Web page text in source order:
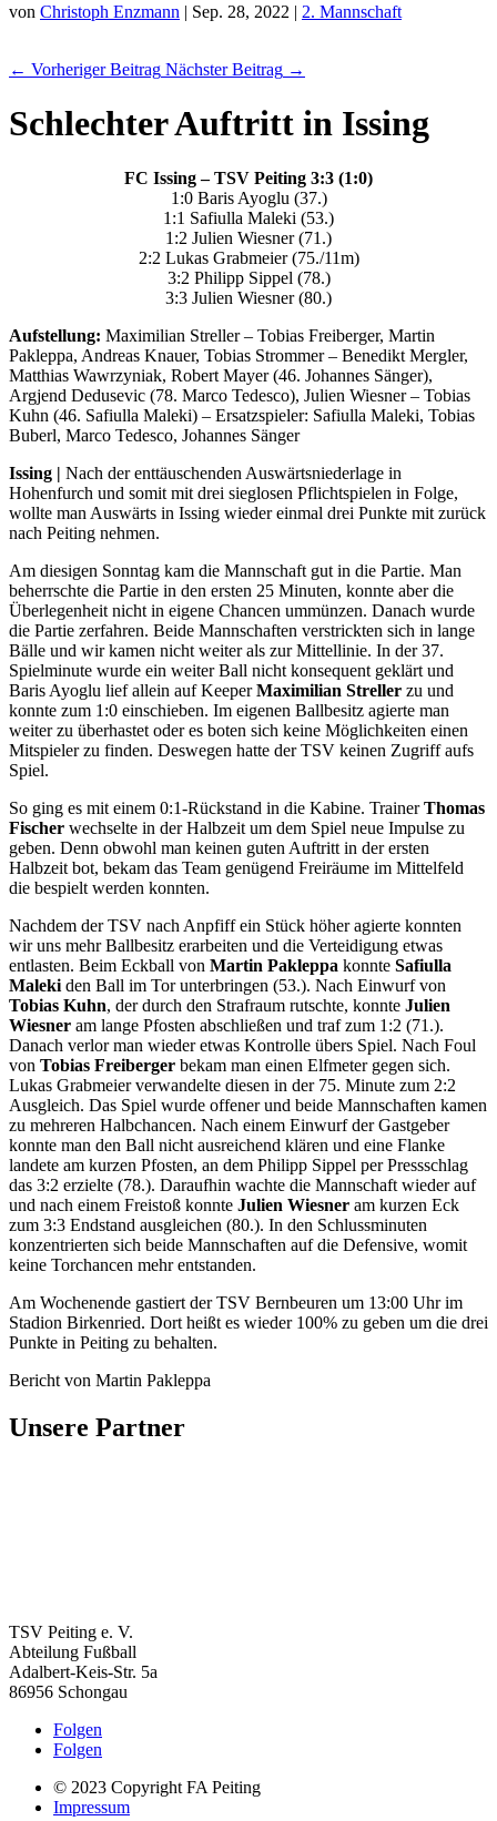
von Christoph Enzmann | Sep. 28, 2022 | 2. Mannschaft
← Vorheriger Beitrag Nächster Beitrag →
Schlechter Auftritt in Issing
FC Issing – TSV Peiting 3:3 (1:0)
1:0 Baris Ayoglu (37.)
1:1 Safiulla Maleki (53.)
1:2 Julien Wiesner (71.)
2:2 Lukas Grabmeier (75./11m)
3:2 Philipp Sippel (78.)
3:3 Julien Wiesner (80.)
Aufstellung: Maximilian Streller – Tobias Freiberger, Martin
Pakleppa, Andreas Knauer, Tobias Strommer – Benedikt Mergler,
Matthias Wawrzyniak, Robert Mayer (46. Johannes Sänger),
Argjend Dedusevic (78. Marco Tedesco), Julien Wiesner – Tobias
Kuhn (46. Safiulla Maleki) – Ersatzspieler: Safiulla Maleki, Tobias
Buberl, Marco Tedesco, Johannes Sänger
Issing | Nach der enttäuschenden Auswärtsniederlage in
Hohenfurch und somit mit drei sieglosen Pflichtspielen in Folge,
wollte man Auswärts in Issing wieder einmal drei Punkte mit zurück
nach Peiting nehmen.
Am diesigen Sonntag kam die Mannschaft gut in die Partie. Man
beherrschte die Partie in den ersten 25 Minuten, konnte aber die
Überlegenheit nicht in eigene Chancen ummünzen. Danach wurde
die Partie zerfahren. Beide Mannschaften verstrickten sich in lange
Bälle und wir kamen nicht weiter als zur Mittellinie. In der 37.
Spielminute wurde ein weiter Ball nicht konsequent geklärt und
Baris Ayoglu lief allein auf KeeperMaximilian Streller zu und
konnte zum 1:0 einschieben. Im eigenen Ballbesitz agierte man
weiter zu überhastet oder es boten sich keine Möglichkeiten einen
Mitspieler zu finden. Deswegen hatte der TSV keinen Zugriff aufs
Spiel.
So ging es mit einem 0:1-Rückstand in die Kabine. TrainerThomas
Fischer wechselte in der Halbzeit um dem Spiel neue Impulse zu
geben. Denn obwohl man keinen guten Auftritt in der ersten
Halbzeit bot, bekam das Team genügend Freiräume im Mittelfeld
die bespielt werden konnten.
Nachdem der TSV nach Anpfiff ein Stück höher agierte konnten
wir uns mehr Ballbesitz erarbeiten und die Verteidigung etwas
entlasten. Beim Eckball von Martin Pakleppa konnte Safiulla
Maleki den Ball im Tor unterbringen (53.). Nach Einwurf von
Tobias Kuhn, der durch den Strafraum rutschte, konnte Julien
Wiesner am lange Pfosten abschließen und traf zum 1:2 (71.).
Danach verlor man wieder etwas Kontrolle übers Spiel. Nach Foul
von Tobias Freiberger bekam man einen Elfmeter gegen sich.
Lukas Grabmeier verwandelte diesen in der 75. Minute zum 2:2
Ausgleich. Das Spiel wurde offener und beide Mannschaften kamen
zu mehreren Halbchancen. Nach einem Einwurf der Gastgeber
konnte man den Ball nicht ausreichend klären und eine Flanke
landete am kurzen Pfosten, an dem Philipp Sippel per Pressschlag
das 3:2 erzielte (78.). Daraufhin wachte die Mannschaft wieder auf
und nach einem Freistoß konnte Julien Wiesner am kurzen Eck
zum 3:3 Endstand ausgleichen (80.). In den Schlussminuten
konzentrierten sich beide Mannschaften auf die Defensive, womit
keine Torchancen mehr entstanden.
Am Wochenende gastiert der TSV Bernbeuren um 13:00 Uhr im
Stadion Birkenried. Dort heißt es wieder 100% zu geben um die drei
Punkte in Peiting zu behalten.
Bericht von Martin Pakleppa
Unsere Partner
TSV Peiting e. V.
Abteilung Fußball
Adalbert-Keis-Str. 5a
86956 Schongau
Folgen
Folgen
© 2023 Copyright FA Peiting
Impressum